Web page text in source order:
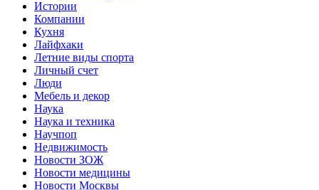
Истории
Компании
Кухня
Лайфхаки
Летние виды спорта
Личный счет
Люди
Мебель и декор
Наука
Наука и техника
Научпоп
Недвижимость
Новости ЗОЖ
Новости медицины
Новости Москвы